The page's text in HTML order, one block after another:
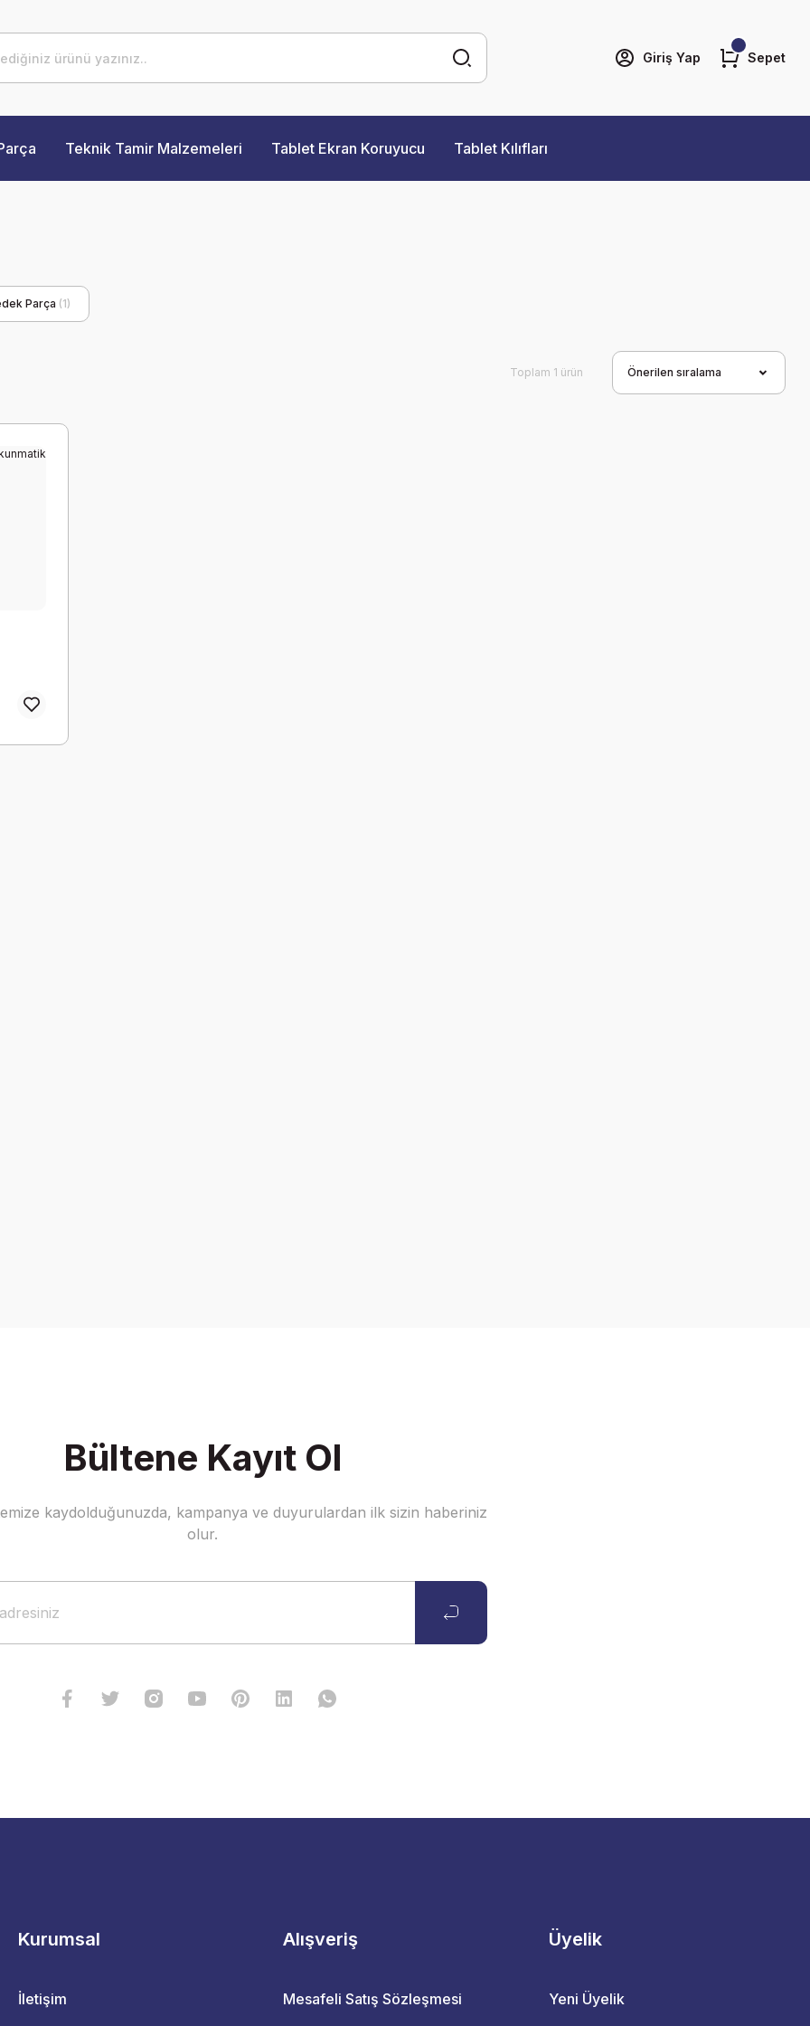
Giriş Yap Sepet
Teknik Tamir Malzemeleri Tablet Ekran Koruyucu Tablet Kılıfları
Parça (1)
Toplam 1 ürün
Bültene Kayıt Ol
kaydolduğunuzda, kampanya ve duyurulardan ilk sizin haberiniz
olur.
Kurumsal
İletişim
Alışveriş
Mesafeli Satış Sözleşmesi
Üyelik
Yeni Üyelik